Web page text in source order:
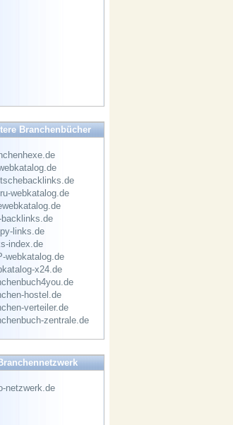
Branchenbücher
webkatalog.de
links.de
index.de
webkatalog.de
x24.de
hostel.de
verteiler.de
zentrale.de
Branchennetzwerk
netzwerk.de